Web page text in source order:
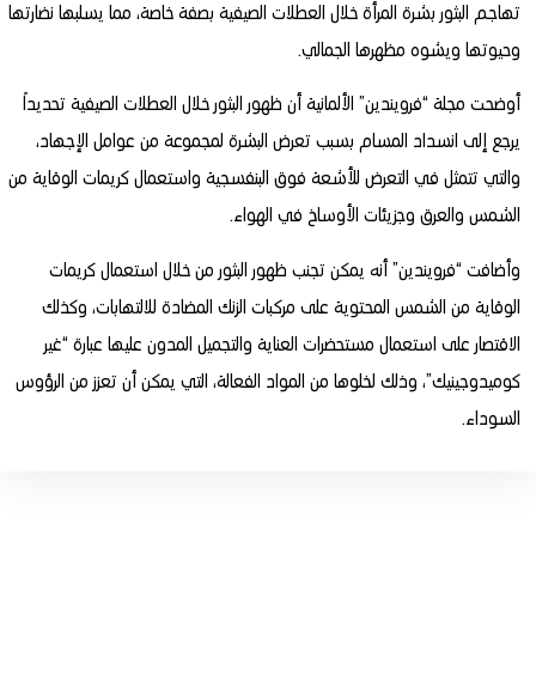
تهاجم البثور بشرة المرأة خلال العطلات الصيفية بصفة خاصة، مما يسلبها نضارتها
وحيوتها ويشوه مظهرها الجمالي.
أوضحت مجلة “فرويندين” الألمانية أن ظهور البثور خلال العطلات الصيفية تحديداً
يرجع إلى انسداد المسام بسبب تعرض البشرة لمجموعة من عوامل الإجهاد،
والتي تتمثل في التعرض للأشعة فوق البنفسجية واستعمال كريمات الوقاية من
الشمس والعرق وجزيئات الأوساخ في الهواء.
وأضافت “فرويندين” أنه يمكن تجنب ظهور البثور من خلال استعمال كريمات
الوقاية من الشمس المحتوية على مركبات الزنك المضادة للالتهابات، وكذلك
الاقتصار على استعمال مستحضرات العناية والتجميل المدون عليها عبارة “غير
كوميدوجينيك”، وذلك لخلوها من المواد الفعالة، التي يمكن أن تعزز من الرؤوس
السوداء.